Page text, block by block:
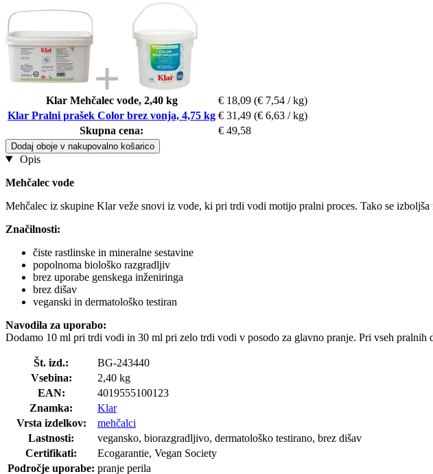
Klar Mehčalec vode, 2,40 kg € 18,09 (€ 7,54 / kg)
Klar Pralni prašek Color brez vonja, 4,75 kg € 31,49 (€ 6,63 / kg)
Skupna cena:
€ 49,58
Dodaj oboje v nakupovalno košarico
Opis
Mehčalec vode
Mehčalec iz skupine Klar veže snovi iz vode, ki pri trdi vodi motijo pralni proces. Tako se izboljša
Značilnosti:
čiste rastlinske in mineralne sestavine
popolnoma biološko razgradljiv
brez uporabe genskega inženiringa
brez dišav
veganski in dermatološko testiran
Navodila za uporabo:
Dodamo 10 ml pri trdi vodi in 30 ml pri zelo trdi vodi v posodo za glavno pranje. Pri vseh pralnih
Št. izd.:
BG-243440
Vsebina:
2,40 kg
EAN:
4019555100123
Znamka:
Klar
Vrsta izdelkov:
mehčalci
Lastnosti:
vegansko, biorazgradljivo, dermatološko testirano, brez dišav
Certifikati:
Ecogarantie, Vegan Society
Področje uporabe: pranje perila